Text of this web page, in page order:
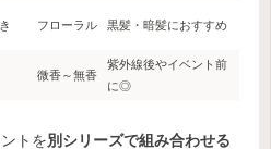
フローラル 黒髪・暗髪におすすめ
微香～無香
紫外線後やイベント前
に◎
トを別シリーズで組み合わせる